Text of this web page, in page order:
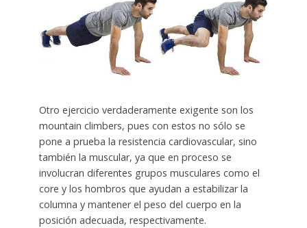
Otro ejercicio verdaderamente exigente son los
mountain climbers, pues con estos no sólo se
pone a prueba la resistencia cardiovascular, sino
también la muscular, ya que en proceso se
involucran diferentes grupos musculares como el
core y los hombros que ayudan a estabilizar la
columna y mantener el peso del cuerpo en la
posición adecuada, respectivamente.